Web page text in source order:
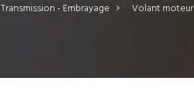
Transmission - Embrayage > Volant moteur